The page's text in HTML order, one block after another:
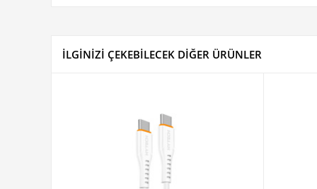
İLGİNİZİ ÇEKEBİLECEK DİĞER ÜRÜNLER